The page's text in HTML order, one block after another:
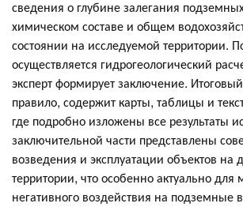
сведения о глубине залегания
химическом составе и общем
состоянии на исследуемой территории.
осуществляется гидрогеологический
эксперт формирует заключение.
правило, содержит карты, таблицы и
где подробно изложены все результаты
заключительной части представлены
возведения и эксплуатации объектов на
территории, что особенно актуально
негативного воздействия на подземные